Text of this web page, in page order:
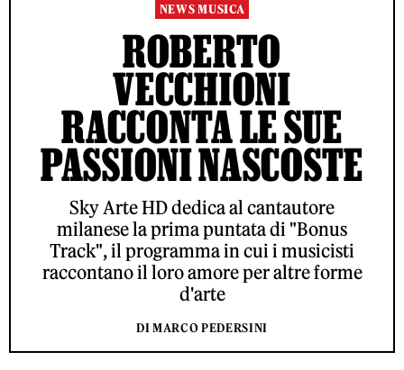
NEWS MUSICA
ROBERTO
VECCHIONI
RACCONTA LE SUE
PASSIONI NASCOSTE
Sky Arte HD dedica al cantautore
milanese la prima puntata di "Bonus
Track", il programma in cui i musicisti
raccontano il loro amore per altre forme
d'arte
DI MARCO PEDERSINI